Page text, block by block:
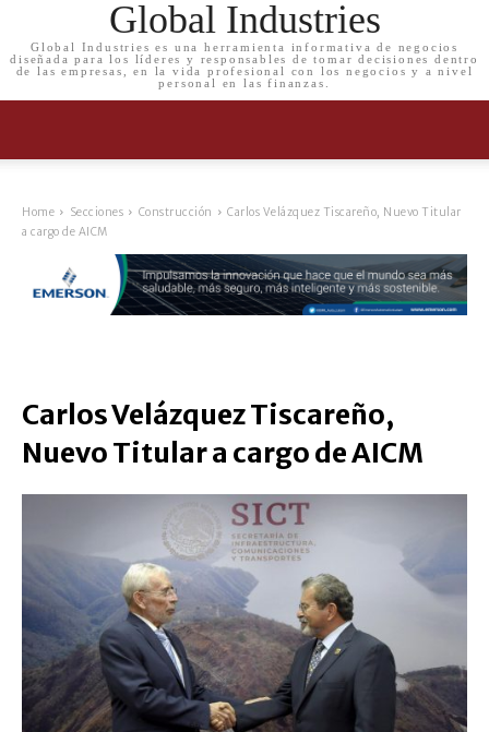
Global Industries
Global Industries es una herramienta informativa de negocios
diseñada para los líderes y responsables de tomar decisiones dentro
de las empresas, en la vida profesional con los negocios y a nivel
personal en las finanzas.
Home Secciones Construcción
Carlos Velázquez Tiscareño, Nuevo Titular
a cargo de AICM
Carlos Velázquez Tiscareño,
Nuevo Titular a cargo de AICM